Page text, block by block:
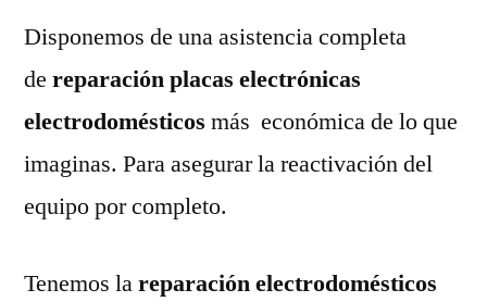
Disponemos de una asistencia completa
de reparación placas electrónicas
electrodomésticos más económica de lo que
imaginas. Para asegurar la reactivación del
equipo por completo.
Tenemos lareparación electrodomésticos